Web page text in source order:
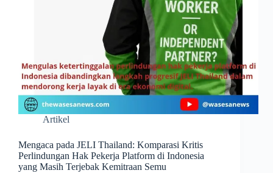
Artikel
Mengaca pada JELI Thailand: Komparasi Kritis
Perlindungan Hak Pekerja Platform di Indonesia
yang Masih Terjebak Kemitraan Semu